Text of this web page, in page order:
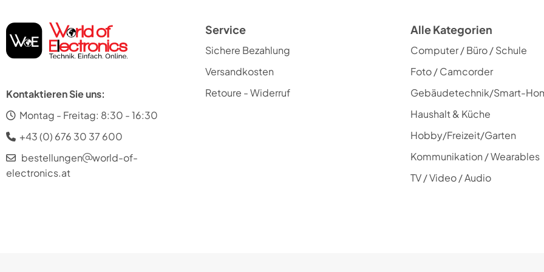
H.264 kompatibel
H.265 kompatibel (HEVC)
Datenverbindung zwischen Video und TV
eARC (Enhanced Audio Return Channel)
Smart TV Ausstattung
Amazon Prime Video
Kontaktieren Sie uns:
Montag - Freitag: 8:30 - 16:30
+43 (0) 676 30 37 600
bestellungen
world-of-
electronics.at
Service
Sichere Bezahlung
Versandkosten
Retoure - Widerruf
Alle Kategorien
Computer / Büro / Schule
Foto / Camcorder
Gebäudetechnik/Smart-
Haushalt & Küche
Hobby/Freizeit/Garten
Kommunikation / Wearables
TV / Video / Audio